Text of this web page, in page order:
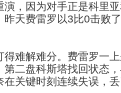
演，因为对手正是科里
昨天费雷罗以3比0击败
解难分。费雷罗一上
第二盘科斯塔找回状态
在关键时刻连续失误，